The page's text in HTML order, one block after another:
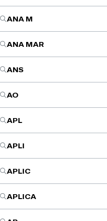
ANA M
ANA MAR
ANS
AO
APL
APLI
APLIC
APLICA